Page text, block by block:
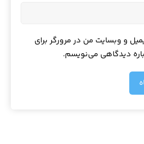
و وبسایت من در مرورگر برای
دیدگاهی می‌نویسم.